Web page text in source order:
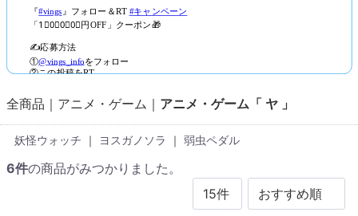
全商品 アニメ・ゲーム アニメ・ゲーム「 ヤ 」
妖怪ウォッチ ｜ ヨスガノソラ ｜ 弱虫ペダル
6件の商品がみつかりました。